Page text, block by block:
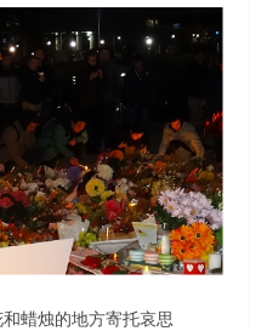
蜡烛的地方寄托哀思